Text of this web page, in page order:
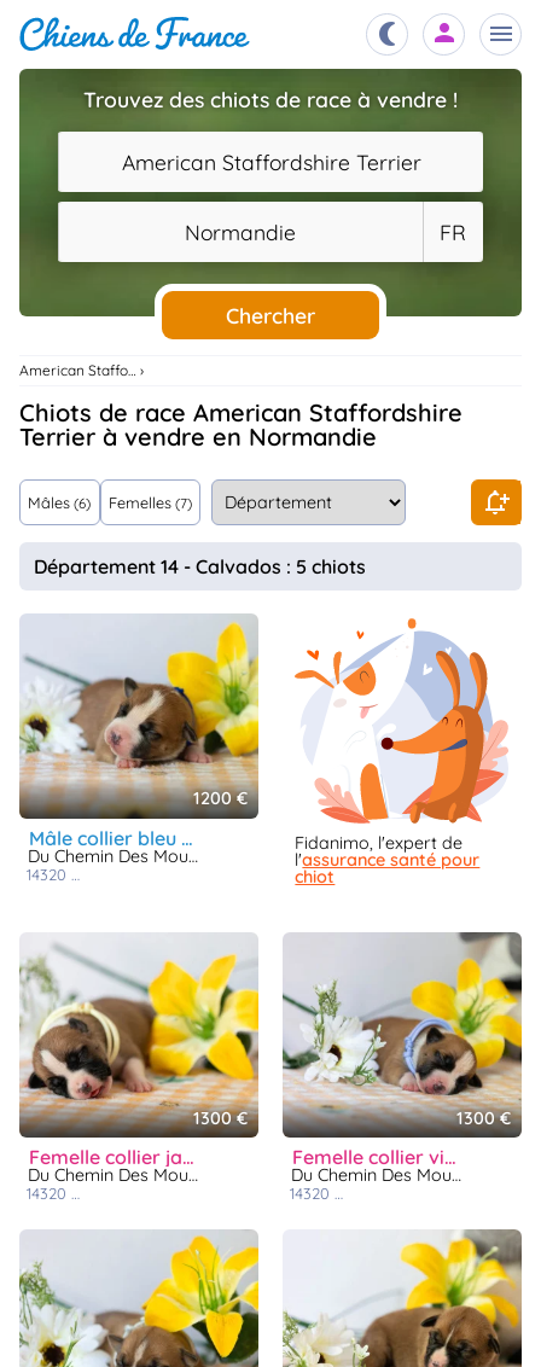
Chiots
Éleveurs
Étalons
Chiens
Services
..
Assurances
Connexion
Trouvez des chiots de race à vendre !
American Staffordshire Terrier
Normandie FR
Chercher
American Staffordshire Terrier
Chiots de race American Staffordshire
Terrier à vendre en Normandie
Mâles (6) Femelles (7)
Département 14 - Calvados : 5 chiots
1200 €
mâle collier bleu roi
Du Chemin Des Moulins
14320
Fidanimo, l'expert de
l'assurance santé pour
chiot
1300 €
femelle collier jaune pastel
Du Chemin Des Moulins
14320
1300 €
femelle collier violet pastel
Du Chemin Des Moulins
14320